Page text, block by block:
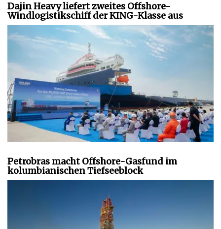
Dajin Heavy liefert zweites Offshore-
Windlogistikschiff der KING-Klasse aus
Petrobras macht Offshore-Gasfund im
kolumbianischen Tiefseeblock